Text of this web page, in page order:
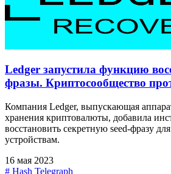
Ledger запустила функцию
фразы. Криптосообщество
Компания Ledger, выпускающая
хранения криптовалюты, добавила
восстановить секретную seed-фразу
устройствам.
16 мая 2023
# Hash Telegraph